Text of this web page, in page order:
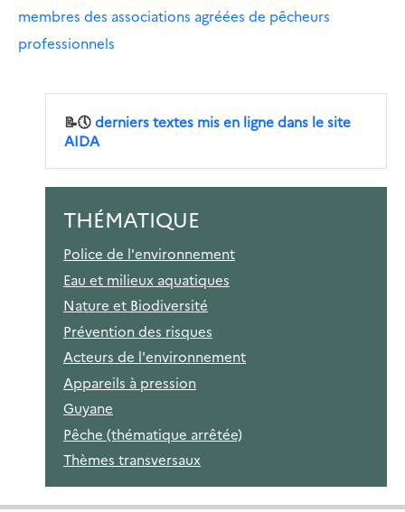
membres des associations agréées de pêcheurs
professionnels
📝🕔derniers textes mis en ligne dans le site
AIDA
THÉMATIQUE
Police de l'environnement
Eau et milieux aquatiques
Nature et Biodiversité
Prévention des risques
Acteurs de l'environnement
Appareils à pression
Guyane
Pêche (thématique arrêtée)
Thèmes transversaux